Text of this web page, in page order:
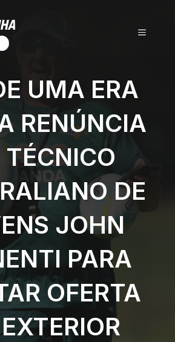
MENU
UMA ERA
RENÚNCIA
DE
JOHN
PARA
OFERTA